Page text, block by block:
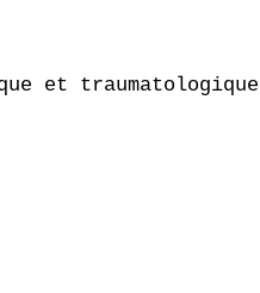
et traumatologique